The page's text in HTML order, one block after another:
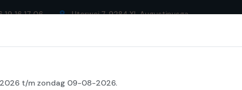
19 16 17 06 Uterwei 7, 9284 XL Augustinusga
t/m zondag 09-08-2026.